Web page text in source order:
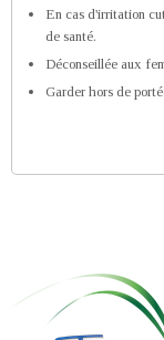
En cas d'irritation
de santé.
Déconseillée aux
Garder hors de